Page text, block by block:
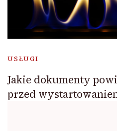
USŁUGI
Jakie dokumenty
przed